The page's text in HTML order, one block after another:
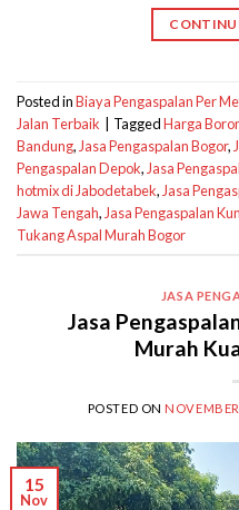
Posted inBiaya Pengaspalan Per
Jalan Terbaik
TaggedHarga
Bandung, Jasa Pengaspalan Bogor,
Pengaspalan Depok, Jasa
hotmix di Jabodetabek, Jasa
Jawa Tengah, Jasa Pengaspalan
Tukang Aspal Murah Bogor
JASA
Jasa
Murah
POSTED ON
15
Nov